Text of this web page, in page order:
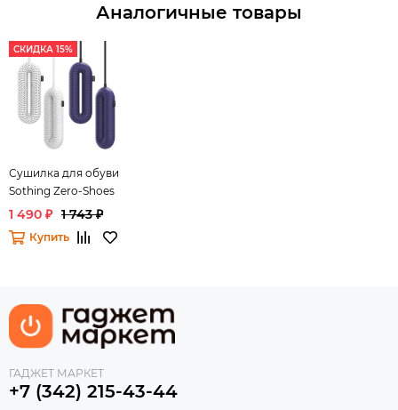
Аналогичные товары
СКИДКА 15%
Сушилка для обуви
Sothing Zero-Shoes
Dryer With Timer
1 490 ₽ 1 743 ₽
Купить
ГАДЖЕТ МАРКЕТ
+7 (342) 215-43-44